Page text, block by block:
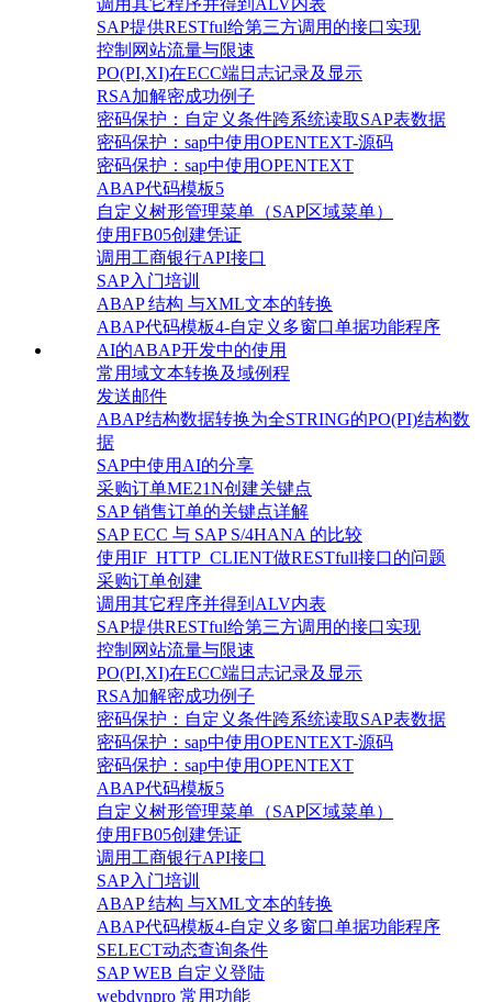
SAP提供RESTful给第三方调用的接口实现
控制网站流量与限速
PO(PI,XI)在ECC端日志记录及显示
RSA加解密成功例子
密码保护：自定义条件跨系统读取SAP表数据
密码保护：sap中使用OPENTEXT-源码
密码保护：sap中使用OPENTEXT
ABAP代码模板5
自定义树形管理菜单（SAP区域菜单）
使用FB05创建凭证
调用工商银行API接口
SAP入门培训
ABAP 结构 与XML文本的转换
ABAP代码模板4-自定义多窗口单据功能程序
AI的ABAP开发中的使用
常用域文本转换及域例程
发送邮件
ABAP结构数据转换为全STRING的PO(PI)结构数
据
SAP中使用AI的分享
采购订单ME21N创建关键点
SAP 销售订单的关键点详解
SAP ECC 与 SAP S/4HANA 的比较
使用IF_HTTP_CLIENT做RESTfull接口的问题
采购订单创建
调用其它程序并得到ALV内表
SAP提供RESTful给第三方调用的接口实现
控制网站流量与限速
PO(PI,XI)在ECC端日志记录及显示
RSA加解密成功例子
密码保护：自定义条件跨系统读取SAP表数据
密码保护：sap中使用OPENTEXT-源码
密码保护：sap中使用OPENTEXT
ABAP代码模板5
自定义树形管理菜单（SAP区域菜单）
使用FB05创建凭证
调用工商银行API接口
SAP入门培训
ABAP 结构 与XML文本的转换
ABAP代码模板4-自定义多窗口单据功能程序
SELECT动态查询条件
SAP WEB 自定义登陆
webdynpro 常用功能